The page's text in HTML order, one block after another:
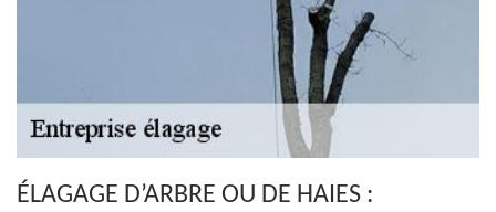
ÉLAGAGE D’ARBRE OU DE HAIES :